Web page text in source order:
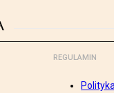
REGULAMIN